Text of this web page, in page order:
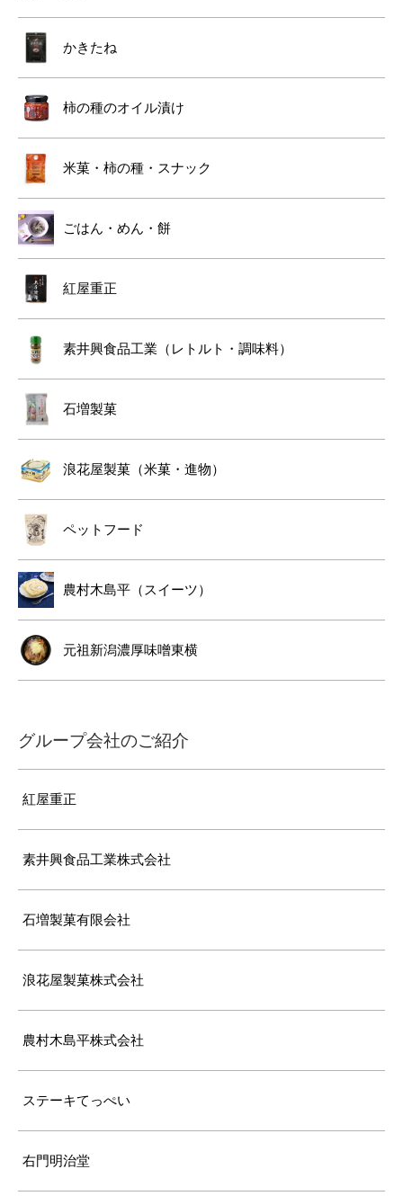
かきたね
柿の種のオイル漬け
米菓・柿の種・スナック
ごはん・めん・餅
紅屋重正
素井興食品工業（レトルト・調味料）
石増製菓
浪花屋製菓（米菓・進物）
ペットフード
農村木島平（スイーツ）
元祖新潟濃厚味噌東横
グループ会社のご紹介
紅屋重正
素井興食品工業株式会社
石増製菓有限会社
浪花屋製菓株式会社
農村木島平株式会社
ステーキてっぺい
右門明治堂